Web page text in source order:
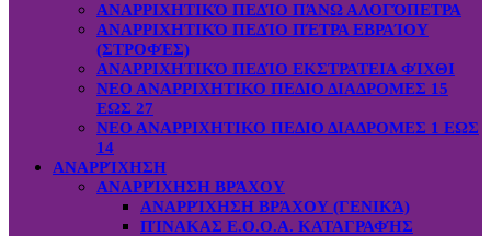
ΑΝΑΡΡΙΧΗΤΙΚΌ ΠΕΔΊΟ ΠΆΝΩ ΑΛΟΓΌΠΕΤΡΑ
ΑΝΑΡΡΙΧΗΤΙΚΌ ΠΕΔΊΟ ΠΈΤΡΑ ΕΒΡΑΊΟΥ
(ΣΤΡΟΦΈΣ)
ΑΝΑΡΡΙΧΗΤΙΚΌ ΠΕΔΊΟ ΕΚΣΤΡΑΤΕΙΑ ΦΊΧΘΙ
ΝΕΟ ΑΝΑΡΡΙΧΗΤΙΚΟ ΠΕΔΙΟ ΔΙΑΔΡΟΜΕΣ 15
ΕΩΣ 27
ΝΕΟ ΑΝΑΡΡΙΧΗΤΙΚΟ ΠΕΔΙΟ ΔΙΑΔΡΟΜΕΣ 1 ΕΩΣ
14
ΑΝΑΡΡΊΧΗΣΗ
ΑΝΑΡΡΊΧΗΣΗ ΒΡΆΧΟΥ
ΑΝΑΡΡΊΧΗΣΗ ΒΡΆΧΟΥ (ΓΕΝΙΚΆ)
ΠΊΝΑΚΑΣ Ε.Ο.Ο.Α. ΚΑΤΑΓΡΑΦΉΣ